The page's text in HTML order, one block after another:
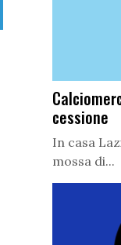
cessione
In casa
mossa di...